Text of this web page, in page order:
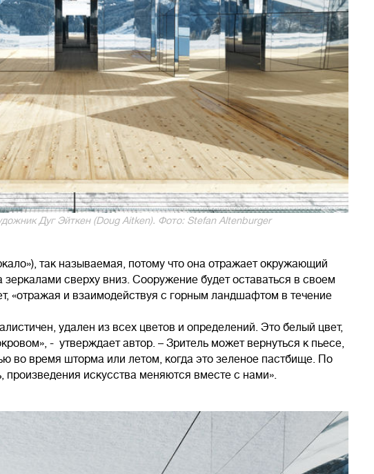
Дуг Эйткен (Doug Aitken). Фото: Stefan Altenburger
так называемая, потому что она отражает окружающий
сверху вниз. Сооружение будет оставаться в своем
«отражая и взаимодействуя с горным ландшафтом в течение
удален из всех цветов и определений. Это белый цвет,
- утверждает автор. – Зритель может вернуться к пьесе,
во время шторма или летом, когда это зеленое пастбище. По
произведения искусства меняются вместе с нами».